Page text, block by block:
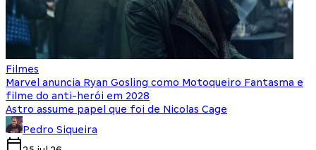
Filmes
Marvel anuncia Ryan Gosling como Motoqueiro Fantasma e
filme do anti-herói em 2028
Astro assume papel que foi de Nicolas Cage
Pedro Siqueira